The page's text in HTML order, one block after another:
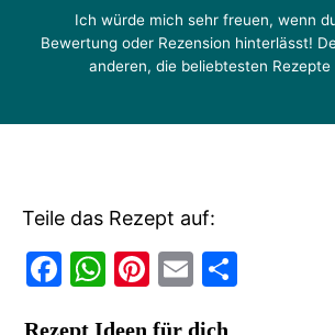
Ich würde mich sehr freuen, wenn
Bewertung oder Rezension hinterlässt!
anderen, die beliebtesten Rezepte
Teile das Rezept auf:
F
W Pi E
Rezept Ideen für dich